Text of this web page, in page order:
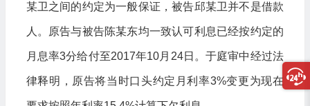
某卫之间的约定为一般保证，被告邱某卫并不是借款
人。原告与被告陈某东均一致认可利息已经按约定的
月息率3分给付至2017年10月24日。于庭审中经过法
律释明，原告将当时口头约定月利率3%变更为现在